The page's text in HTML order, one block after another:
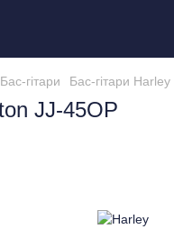
Бас-гітари Бас-гітари
JJ-45OP